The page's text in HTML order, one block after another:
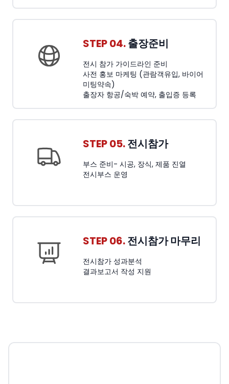
STEP 04.출장준비
전시 참가 가이드라인 준비
사전 홍보 마케팅 (관람객유입, 바이어
미팅약속)
출장자 항공/숙박 예약, 출입증 등록
STEP 05.전시참가
부스 준비- 시공, 장식, 제품 진열
전시부스 운영
STEP 06.전시참가 마무리
전시참가 성과분석
결과보고서 작성 지원